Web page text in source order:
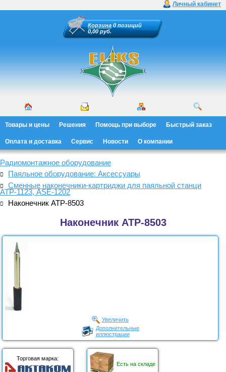
Личный кабинет
Корзина 0 позиций
0,00 руб.
Товары и цены Решения Помощь при выборе Быстрый заказ
Оплата и доставка Сервис Новости О компании
Радиомонтажное оборудование
Паяльное оборудование: Аксессуары
Сменные наконечники-картриджи для паяльной станци
АТР-1123, ASE-1202
Наконечник АТР-8503
Наконечник АТР-8503
Увеличить
Дополнительные
иллюстрации
Торговая марка:
Есть на складе